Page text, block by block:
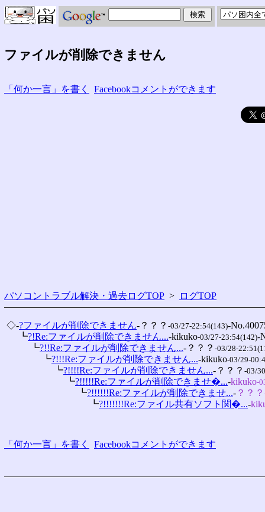
ファイルが削除できません
「何か一言」を書く Facebookコメントができます
パソコントラブル解決・過去ログTOP > ログTOP
◇-?ファイルが削除できません-？？？ -03/27-22:54(143)-
┗?!Re:ファイルが削除できません...-kikuko-03/27-23:54(142)-
┗?!!Re:ファイルが削除できません...-？？？ -03/28-
┗?!!!Re:ファイルが削除できません...-kikuko-03/29-
┗?!!!!Re:ファイルが削除できません...-？？？ -03/
┗?!!!!!Re:ファイルが削除できませ�...-kikuko-
┗?!!!!!!Re:ファイルが削除できませ...- ？？？
┗?!!!!!!!Re:ファイル共有ソフト関�...-
「何か一言」を書く Facebookコメントができます